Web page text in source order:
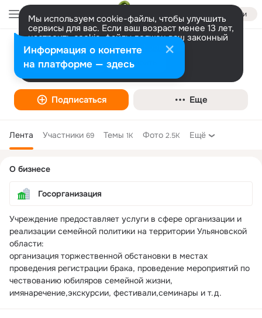
Войти
Мы используем cookie-файлы, чтобы улучшить
сервисы для вас. Если ваш возраст менее 13 лет,
настроить cookie-файлы должен ваш законный
представитель. Больше информации
Разрешить все Настроить
ОГБУ "ЗАГС-Сервис"
Госорганизация
Подписаться Еще
Лента Участники 69 Темы 1K Фото 2.5K Ещё
колонка
О бизнесе
Госорганизация
Учреждение предоставляет услуги в сфере организации и
реализации семейной политики на территории Ульяновской
области:
организация торжественной обстановки в местах
проведения регистрации брака, проведение мероприятий по
чествованию юбиляров семейной жизни,
имянаречение,экскурсии, фестивали,семинары и т.д.
Информация о контенте
на платформе — здесь